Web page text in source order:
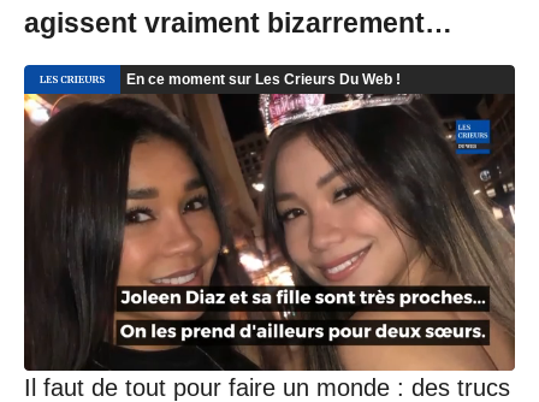
j
u
l
e
/
1
/
2
0
2
1
agissent vraiment bizarrement…
Il faut de tout pour faire un monde : des trucs